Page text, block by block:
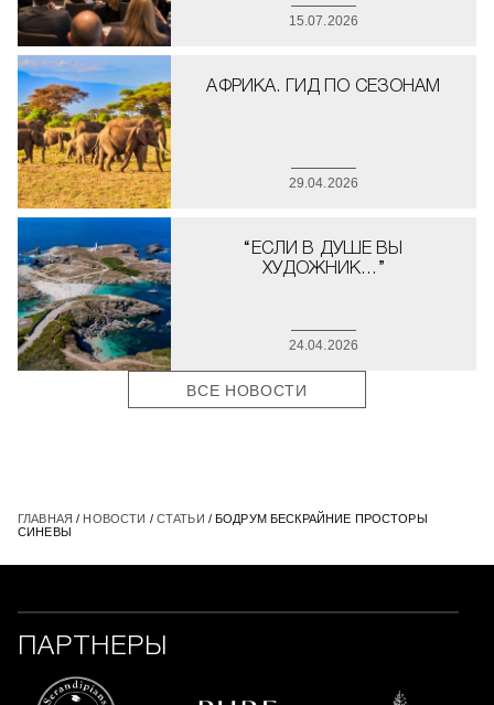
15.07.2026
АФРИКА. ГИД ПО СЕЗОНАМ
29.04.2026
“ЕСЛИ В ДУШЕ ВЫ
ХУДОЖНИК…”
24.04.2026
ВСЕ НОВОСТИ
ГЛАВНАЯ / НОВОСТИ / СТАТЬИ / БОДРУМ БЕСКРАЙНИЕ ПРОСТОРЫ
СИНЕВЫ
ПАРТНЕРЫ